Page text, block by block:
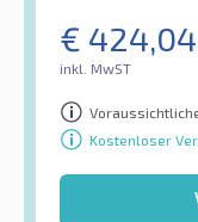
€ 424,04
inkl. MwST
Kostenloser